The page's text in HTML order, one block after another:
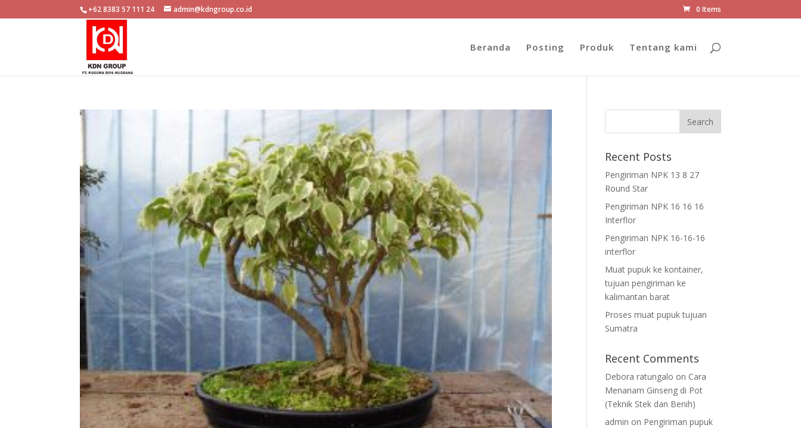
+62 8383 57 111 24 admin@kdngroup.co.id 0 Items
Beranda Posting Produk Tentang kami
Recent Posts
Pengiriman NPK 13 8 27
Round Star
Pengiriman NPK 16 16 16
Interflor
Pengiriman NPK 16-16-16
interflor
Muat pupuk ke kontainer,
tujuan pengiriman ke
kalimantan barat
Proses muat pupuk tujuan
Sumatra
Recent Comments
Debora ratungalo on Cara
Menanam Ginseng di Pot
(Teknik Stek dan Benih)
admin on Pengiriman pupuk